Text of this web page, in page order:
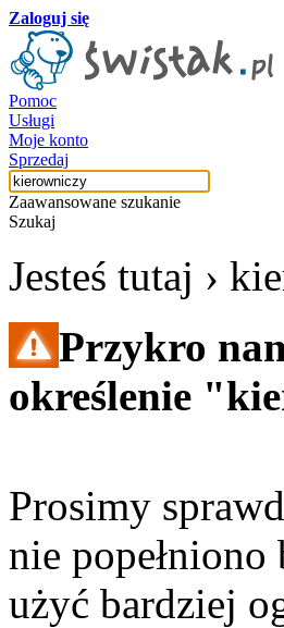
Zaloguj się
Pomoc
Usługi
Moje konto
Sprzedaj
Zaawansowane szukanie
Szukaj
Jesteś tutaj ›
Przykro
określenie
Prosimy
nie
użyć bardziej